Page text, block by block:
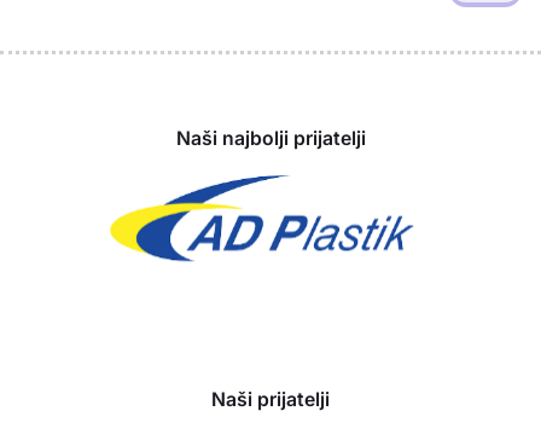
Naši najbolji prijatelji
Naši prijatelji